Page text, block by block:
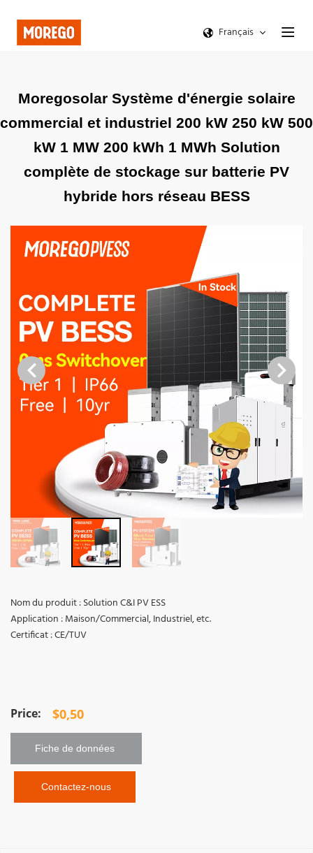
Français
Moregosolar Système d'énergie solaire
commercial et industriel 200 kW 250 kW 500
kW 1 MW 200 kWh 1 MWh Solution
complète de stockage sur batterie PV
hybride hors réseau BESS
Nom du produit : Solution C&I PV ESS
Application : Maison/Commercial, Industriel, etc.
Certificat : CE/TUV
$0,50
Fiche de données
Contactez-nous